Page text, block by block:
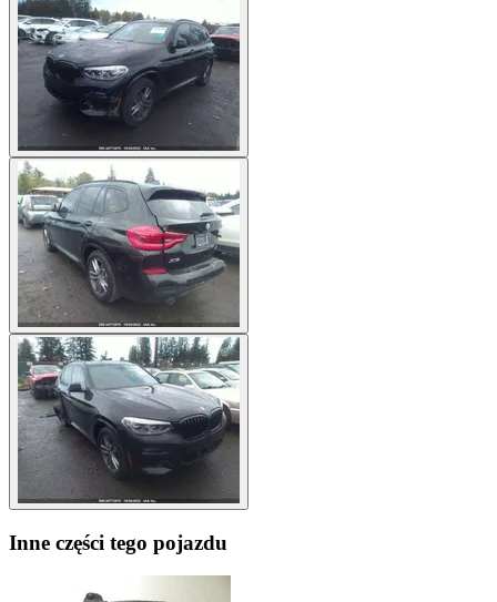
Inne części tego pojazdu